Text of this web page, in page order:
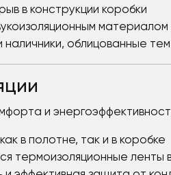
в конструкции коробки
облицованные
и
в полотне, так и в коробке
термоизоляционные ленты